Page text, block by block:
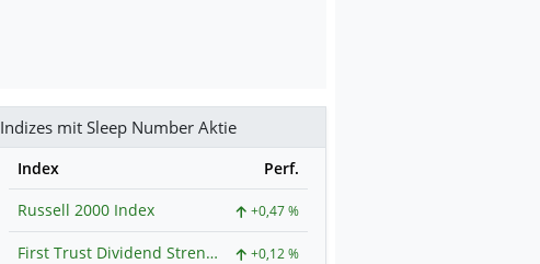
Indizes mit Sleep Number Aktie
Index
Perf.
Russell 2000 Index
+0,47 %
First Trust Dividend Strength ETF Index +0,12 %